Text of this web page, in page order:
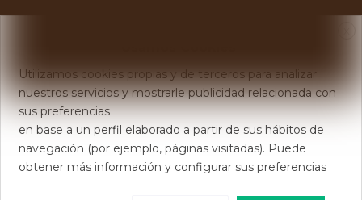
Utilizamos cookies propias y de terceros para analizar
nuestros servicios y mostrarle publicidad relacionada con
sus preferencias
en base a un perfil elaborado a partir de sus hábitos de
navegación (por ejemplo, páginas visitadas). Puede
obtener más información y configurar sus preferencias